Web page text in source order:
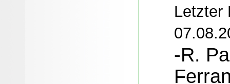
Letzter
-R.